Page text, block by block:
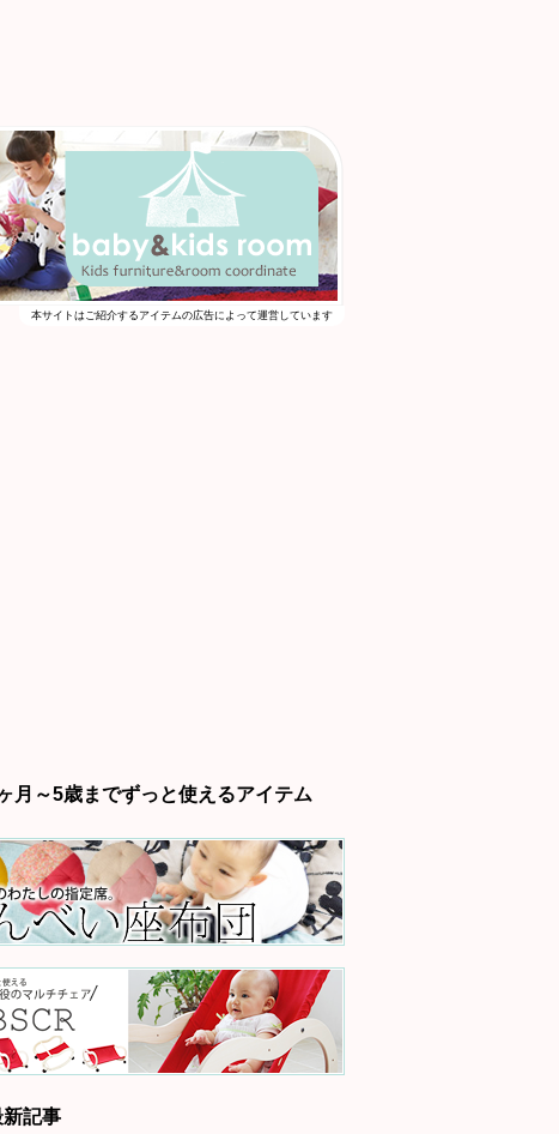
本サイトはご紹介するアイテムの広告によって運営しています
月～5歳までずっと使えるアイテム
新記事